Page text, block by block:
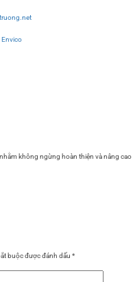
không ngừng hoàn thiện và nâng cao
buộc được đánh dấu *